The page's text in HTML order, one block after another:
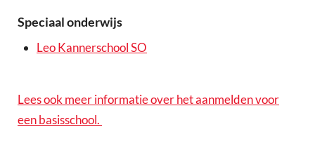
Speciaal onderwijs
Leo Kannerschool SO
Lees ook meer informatie over het aanmelden voor
een basisschool.